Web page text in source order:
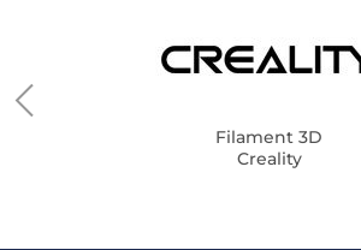
Filament 3D
Creality